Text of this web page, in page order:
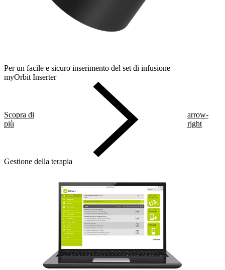
Per un facile e sicuro inserimento del set di infusione
myOrbit Inserter
Scopra di
più
arrow-
right
Gestione della terapia